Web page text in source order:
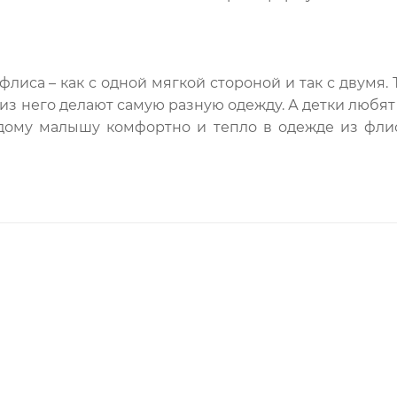
– как с одной мягкой стороной и так с
него делают самую разную одежду. А детки любят
малышу комфортно и тепло в одежде из